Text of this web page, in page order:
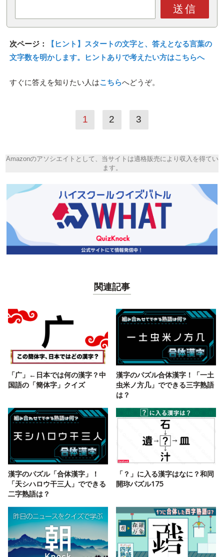
送信
次ページ：
【ヒント】スタートの文字と、答えとなる言葉の
文字数を明かします。ヒントありで考えたい方はこちらへ
すぐに答えを知りたい人はこちらへどうぞ。
1 2 3
Amazonのアソシエイトとして、当サイトは適格販売により収入を得てい
ます。
関連記事
「广」←日本では何の漢字？中
国語の「簡体字」クイズ
漢字のパズル合体漢字！「一土
虫米ノ方几」でできる三字熟語
は？
漢字のパズル「合体漢字」！
「天シハロウ干三人」でできる
二字熟語は？
「？」に入る漢字はなに？和同
開珎パズル175